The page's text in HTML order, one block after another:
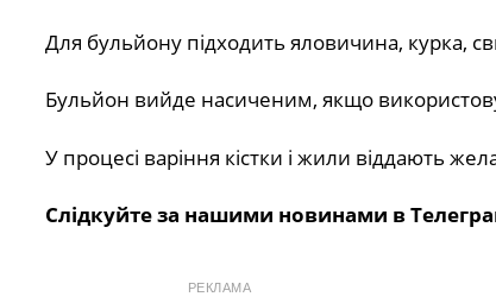
Для бульйону підходить яловичина, курка,
Бульйон вийде насиченим, якщо
У процесі варіння кістки і жили віддають
Слідкуйте за нашими новинами в
РЕКЛАМА